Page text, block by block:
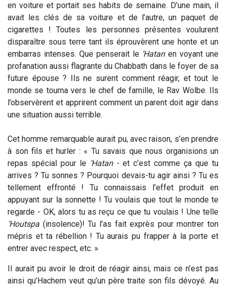
en voiture et portait ses habits de semaine. D’une main, il
avait les clés de sa voiture et de l’autre, un paquet de
cigarettes ! Toutes les personnes présentes voulurent
disparaître sous terre tant ils éprouvèrent une honte et un
embarras intenses. Que penserait le‘Hatanen voyant une
profanation aussi flagrante du Chabbath dans le foyer de sa
future épouse ? Ils ne surent comment réagir, et tout le
monde se tourna vers le chef de famille, le Rav Wolbe. Ils
l’observèrent et apprirent comment un parent doit agir dans
une situation aussi terrible.
Cet homme remarquable aurait pu, avec raison, s’en prendre
à son fils et hurler : « Tu savais que nous organisions un
repas spécial pour le ‘Hatan- et c’est comme ça que tu
arrives ? Tu sonnes ? Pourquoi devais-tu agir ainsi ? Tu es
tellement effronté ! Tu connaissais l’effet produit en
appuyant sur la sonnette ! Tu voulais que tout le monde te
regarde - OK, alors tu as reçu ce que tu voulais ! Une telle
‘Houtspa (insolence)! Tu l’as fait exprès pour montrer ton
mépris et ta rébellion ! Tu aurais pu frapper à la porte et
entrer avec respect, etc. »
Il aurait pu avoir le droit de réagir ainsi, mais ce n’est pas
ainsi qu’Hachem veut qu’un père traite son fils dévoyé. Au